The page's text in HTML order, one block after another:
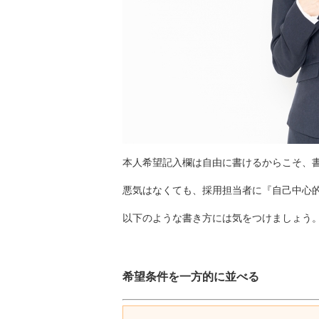
本人希望記入欄は自由に書けるからこそ、
悪気はなくても、採用担当者に『自己中
以下のような書き方には気をつけましょう
希望条件を一方的に並べる